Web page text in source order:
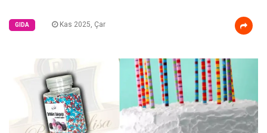
GIDA Kas 2025, Çar